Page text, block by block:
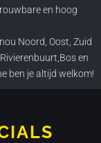
en hoog
Noord, Oost, Zuid
en
ben je altijd welkom!